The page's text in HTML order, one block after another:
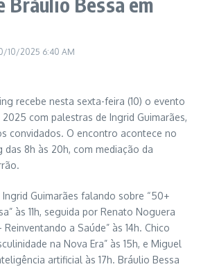
10/2025 6:40 AM
recebe nesta sexta-feira (10) o evento
com palestras de Ingrid Guimarães,
convidados. O encontro acontece no
das 8h às 20h, com mediação da
Guimarães falando sobre “50+
às 11h, seguida por Renato Noguera
a Saúde” às 14h. Chico
na Nova Era” às 15h, e Miguel
artificial às 17h. Bráulio Bessa